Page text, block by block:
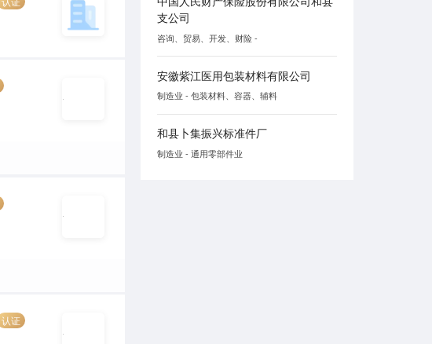
认证
支公司
咨询、贸易、开发、财险 -
安徽紫江医用包装材料有限公司
制造业 - 包装材料、容器、辅料
和县卜集振兴标准件厂
制造业 - 通用零部件业